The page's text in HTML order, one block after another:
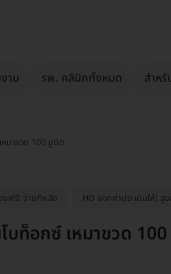
าม รพ. คลินิกทั้งหมด สำห
หมาขวด 100 ยูนิต
งฟรี! จ่ายทีหลัง HD ออกค่าประเมินให้! สู
บท็อกซ์ เหมาขวด